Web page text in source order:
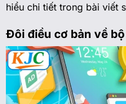
hiểu chi tiết trong bài viết
Đôi điều cơ bản về